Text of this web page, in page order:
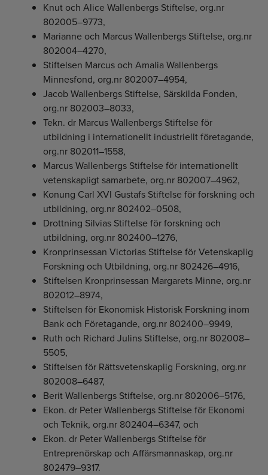
Knut och Alice Wallenbergs Stiftelse, org.nr
802005–9773,
Marianne och Marcus Wallenbergs Stiftelse, org.nr
802004–4270,
Stiftelsen Marcus och Amalia Wallenbergs
Minnesfond, org.nr 802007–4954,
Jacob Wallenbergs Stiftelse, Särskilda Fonden,
org.nr 802003–8033,
Tekn. dr Marcus Wallenbergs Stiftelse för
utbildning i internationellt industriellt företagande,
org.nr 802011–1558,
Marcus Wallenbergs Stiftelse för internationellt
vetenskapligt samarbete, org.nr 802007–4962,
Konung Carl XVI Gustafs Stiftelse för forskning och
utbildning, org.nr 802402–0508,
Drottning Silvias Stiftelse för forskning och
utbildning, org.nr 802400–1276,
Kronprinsessan Victorias Stiftelse för Vetenskaplig
Forskning och Utbildning, org.nr 802426–4916,
Stiftelsen Kronprinsessan Margarets Minne, org.nr
802012–8974,
Stiftelsen för Ekonomisk Historisk Forskning inom
Bank och Företagande, org.nr 802400–9949,
Ruth och Richard Julins Stiftelse, org.nr 802008–
5505,
Stiftelsen för Rättsvetenskaplig Forskning, org.nr
802008–6487,
Berit Wallenbergs Stiftelse, org.nr 802006–5176,
Ekon. dr Peter Wallenbergs Stiftelse för Ekonomi
och Teknik, org.nr 802404–6347, och
Ekon. dr Peter Wallenbergs Stiftelse för
Entreprenörskap och Affärsmannaskap, org.nr
802479–9317.